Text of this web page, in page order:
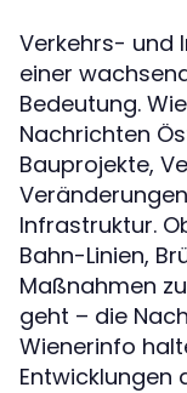
Verkehrs- und
einer
Bedeutung.
Nachrichten
Bauprojekte,
Infrastruktur.
Bahn-Linien,
Maßnahmen
geht – die
Wienerinfo
Entwicklungen